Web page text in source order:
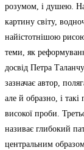
розумом, і душею.
картину світу,
найістотнішою
теми, як
досвід Петра
зазначає автор,
але й образно, і
високої проби.
називає глибокий
центральним